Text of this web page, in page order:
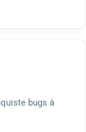
bugs à